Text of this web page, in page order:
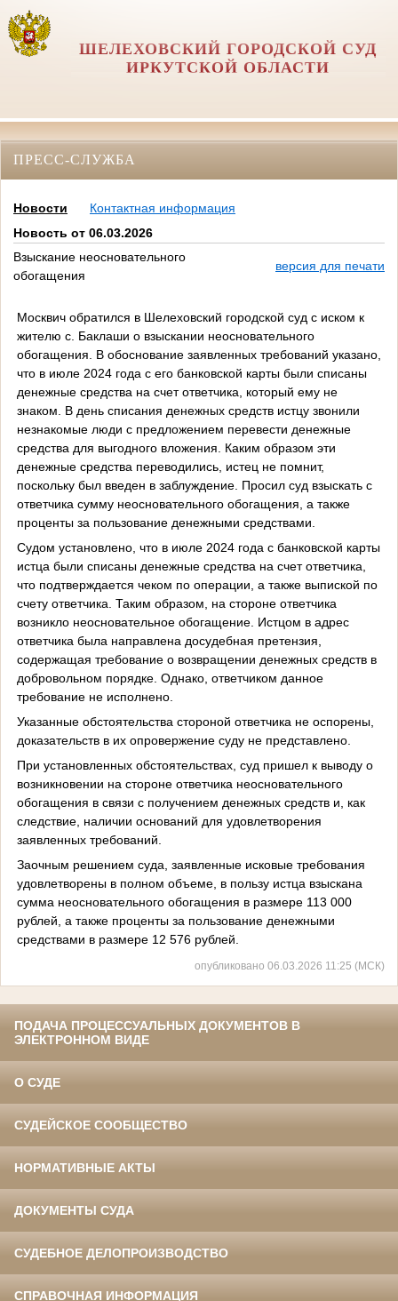
ШЕЛЕХОВСКИЙ ГОРОДСКОЙ СУД
ИРКУТСКОЙ ОБЛАСТИ
ПРЕСС-СЛУЖБА
Новости
Контактная информация
Новость от 06.03.2026
Взыскание неосновательного
обогащения
версия для печати
Москвич обратился в Шелеховский городской суд с иском к
жителю с. Баклаши о взыскании неосновательного
обогащения. В обоснование заявленных требований указано,
что в июле 2024 года с его банковской карты были списаны
денежные средства на счет ответчика, который ему не
знаком. В день списания денежных средств истцу звонили
незнакомые люди с предложением перевести денежные
средства для выгодного вложения. Каким образом эти
денежные средства переводились, истец не помнит,
поскольку был введен в заблуждение. Просил суд взыскать с
ответчика сумму неосновательного обогащения, а также
проценты за пользование денежными средствами.
Судом установлено, что в июле 2024 года с банковской карты
истца были списаны денежные средства на счет ответчика,
что подтверждается чеком по операции, а также выпиской по
счету ответчика. Таким образом, на стороне ответчика
возникло неосновательное обогащение. Истцом в адрес
ответчика была направлена досудебная претензия,
содержащая требование о возвращении денежных средств в
добровольном порядке. Однако, ответчиком данное
требование не исполнено.
Указанные обстоятельства стороной ответчика не оспорены,
доказательств в их опровержение суду не представлено.
При установленных обстоятельствах, суд пришел к выводу о
возникновении на стороне ответчика неосновательного
обогащения в связи с получением денежных средств и, как
следствие, наличии оснований для удовлетворения
заявленных требований.
Заочным решением суда, заявленные исковые требования
удовлетворены в полном объеме, в пользу истца взыскана
сумма неосновательного обогащения в размере 113 000
рублей, а также проценты за пользование денежными
средствами в размере 12 576 рублей.
опубликовано 06.03.2026 11:25 (МСК)
ПОДАЧА ПРОЦЕССУАЛЬНЫХ ДОКУМЕНТОВ В
ЭЛЕКТРОННОМ ВИДЕ
О СУДЕ
СУДЕЙСКОЕ СООБЩЕСТВО
НОРМАТИВНЫЕ АКТЫ
ДОКУМЕНТЫ СУДА
СУДЕБНОЕ ДЕЛОПРОИЗВОДСТВО
СПРАВОЧНАЯ ИНФОРМАЦИЯ